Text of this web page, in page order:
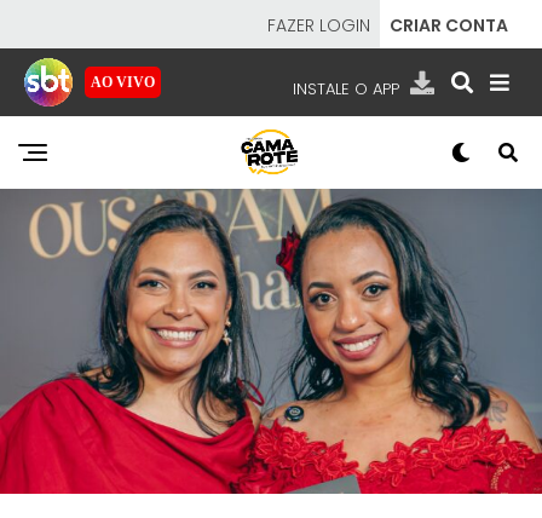
FAZER LOGIN CRIAR CONTA
AO VIVO INSTALE O APP
EMISSORAS
NOSSAS REDES
SBT- SISTEMA BRASILEIRO DE TELEVISÃO